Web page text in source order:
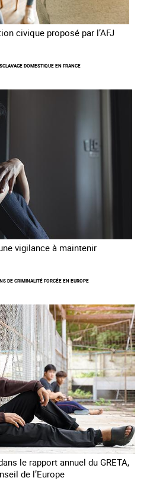
civique proposé par l’AFJ
DOMESTIQUE EN FRANCE
vigilance à maintenir
DE CRIMINALITÉ FORCÉE EN EUROPE
le rapport annuel du GRETA,
de l’Europe